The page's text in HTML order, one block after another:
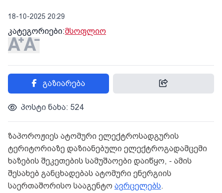
18-10-2025 20:29
კატეგორიები:მსოფლიო
გაზიარება
პოსტი ნახა: 524
ზაპოროჟიეს ატომური ელექტროსადგურის
ტერიტორიაზე დაზიანებული ელექტროგადამცემი
ხაზების შეკეთების სამუშაოები დაიწყო, - ამის
შესახებ განცხადებას ატომური ენერგიის
საერთაშორისო სააგენტო ავრცელებს.